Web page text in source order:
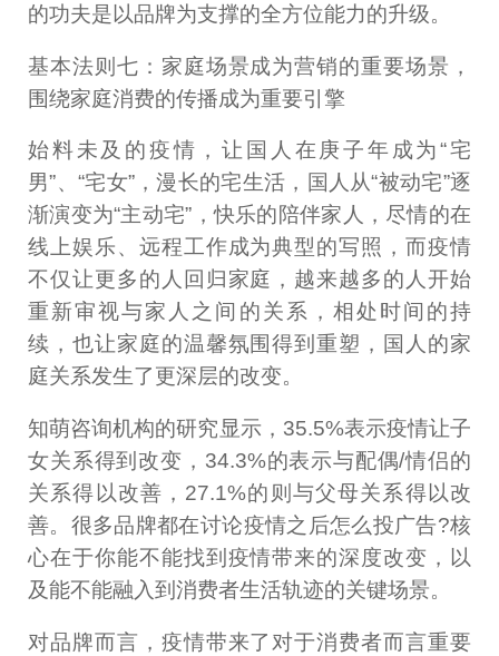
的功夫是以品牌为支撑的全方位能力的升级。
基本法则七：家庭场景成为营销的重要场景，
围绕家庭消费的传播成为重要引擎
始料未及的疫情，让国人在庚子年成为“宅
男”、“宅女”，漫长的宅生活，国人从“被动宅”逐
渐演变为“主动宅”，快乐的陪伴家人，尽情的在
线上娱乐、远程工作成为典型的写照，而疫情
不仅让更多的人回归家庭，越来越多的人开始
重新审视与家人之间的关系，相处时间的持
续，也让家庭的温馨氛围得到重塑，国人的家
庭关系发生了更深层的改变。
知萌咨询机构的研究显示，35.5%表示疫情让子
女关系得到改变，34.3%的表示与配偶/情侣的
关系得以改善，27.1%的则与父母关系得以改
善。很多品牌都在讨论疫情之后怎么投广告?核
心在于你能不能找到疫情带来的深度改变，以
及能不能融入到消费者生活轨迹的关键场景。
对品牌而言，疫情带来了对于消费者而言重要